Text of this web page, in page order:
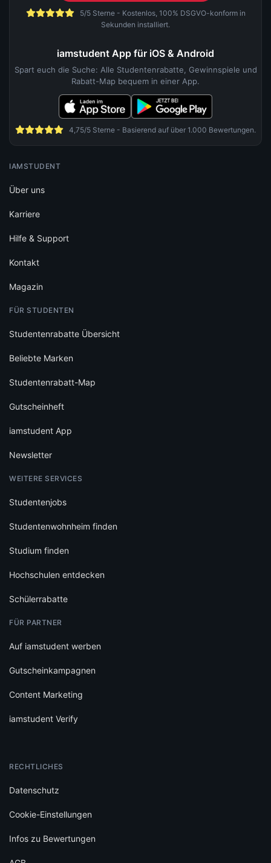
5/5 Sterne - Kostenlos, 100% DSGVO-konform in
Sekunden installiert.
iamstudent App für iOS & Android
Spart euch die Suche: Alle Studentenrabatte, Gewinnspiele und
Rabatt-Map bequem in einer App.
4,75/5 Sterne - Basierend auf über 1.000 Bewertungen.
IAMSTUDENT
Über uns
Karriere
Hilfe & Support
Kontakt
Magazin
FÜR STUDENTEN
Studentenrabatte Übersicht
Beliebte Marken
Studentenrabatt-Map
Gutscheinheft
iamstudent App
Newsletter
WEITERE SERVICES
Studentenjobs
Studentenwohnheim finden
Studium finden
Hochschulen entdecken
Schülerrabatte
FÜR PARTNER
Auf iamstudent werben
Gutscheinkampagnen
Content Marketing
iamstudent Verify
RECHTLICHES
Datenschutz
Cookie-Einstellungen
Infos zu Bewertungen